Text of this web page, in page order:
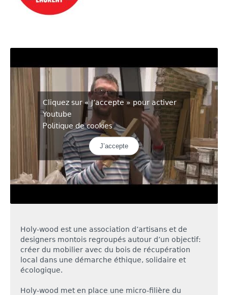
Cliquez sur « J’accepte » pour activer
Youtube
Politique de cookies
J’accepte
Holy-wood est une association d’artisans et de
designers montois regroupés autour d’un objectif:
créer du mobilier avec du bois de récupération
local dans une démarche éthique, solidaire et
écologique.
Holy-wood met en place une micro-filière du